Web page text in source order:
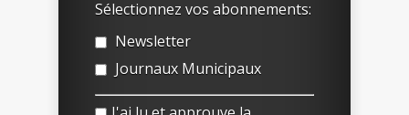
Sélectionnez vos abonnements:
Newsletter
Journaux Municipaux